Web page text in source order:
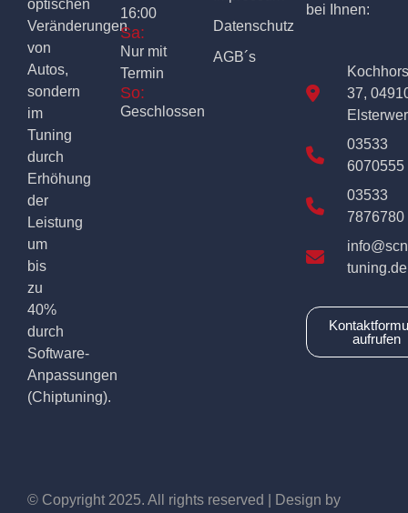
optischen
Veränderungen
von
Autos,
sondern
im
Tuning
durch
Erhöhung
der
Leistung
um
bis
zu
40%
durch
Software-
Anpassungen
(Chiptuning).
16:00
Sa:
Nur mit
Termin
So:
Geschlossen
Datenschutz
AGB´s
bei Ihnen:
37,
03533
6070555
03533
7876780
tuning.de
aufrufen
© Copyright 2025. All rights reserved | Design by